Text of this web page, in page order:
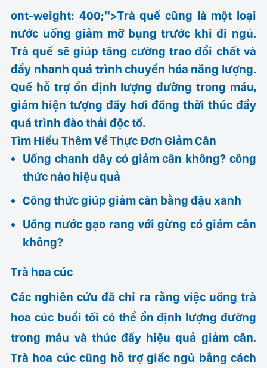
ont-weight: 400;">Trà quế cũng là một loại
nước uống giảm mỡ bụng trước khi đi ngủ.
Trà quế sẽ giúp tăng cường trao đổi chất và
đẩy nhanh quá trình chuyển hóa năng lượng.
Quế hỗ trợ ổn định lượng đường trong máu,
giảm hiện tượng đầy hơi đồng thời thúc đẩy
quá trình đào thải độc tố.
Tìm Hiểu Thêm Về Thực Đơn Giảm Cân
Uống chanh dây có giảm cân không? công
thức nào hiệu quả
Công thức giúp giảm cân bằng đậu xanh
Uống nước gạo rang với gừng có giảm cân
không?
Trà hoa cúc
Các nghiên cứu đã chỉ ra rằng việc uống trà
hoa cúc buổi tối có thể ổn định lượng đường
trong máu và thúc đẩy hiệu quả giảm cân.
Trà hoa cúc cũng hỗ trợ giấc ngủ bằng cách